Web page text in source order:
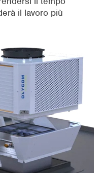
il lavoro più